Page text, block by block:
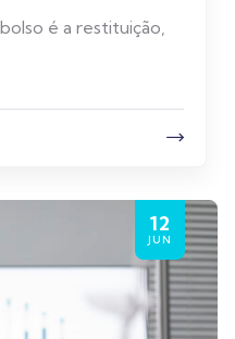
é a restituição,
12
JUN